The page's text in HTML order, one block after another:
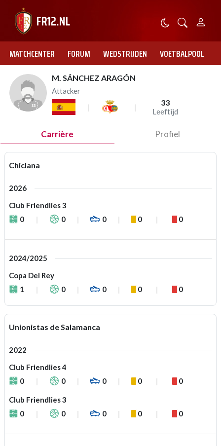
MATCHCENTER FORUM WEDSTRIJDEN VOETBALPOOL
M. SÁNCHEZ ARAGÓN
Attacker
33
Leeftijd
Carrière Profiel
Chiclana
2026
Club Friendlies 3
0
0 0 0 0
2024/2025
Copa Del Rey
1
0 0 0 0
Unionistas de Salamanca
2022
Club Friendlies 4
0
0 0 0 0
Club Friendlies 3
0
0 0 0 0